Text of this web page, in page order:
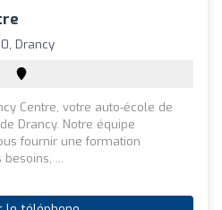
Drancy
Centre, votre auto-école de
Drancy. Notre équipe
fournir une formation
...